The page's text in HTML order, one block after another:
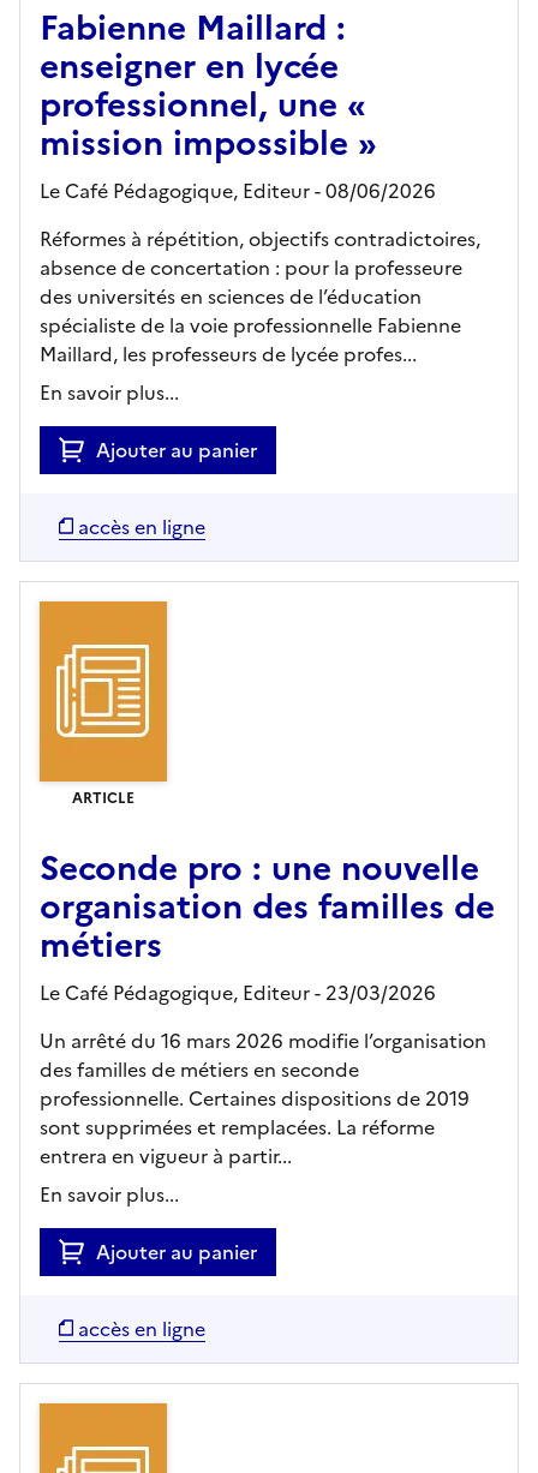
Fabienne Maillard :
enseigner en lycée
professionnel, une «
mission impossible »
Le Café Pédagogique, Editeur- 08/06/2026
Réformes à répétition, objectifs contradictoires,
absence de concertation : pour la professeure
des universités en sciences de l’éducation
spécialiste de la voie professionnelle Fabienne
Maillard, les professeurs de lycée profes...
En savoir plus...
Ajouter au panier
accès en ligne
ARTICLE
Seconde pro : une nouvelle
organisation des familles de
métiers
Le Café Pédagogique, Editeur- 23/03/2026
Un arrêté du 16 mars 2026 modifie l’organisation
des familles de métiers en seconde
professionnelle. Certaines dispositions de 2019
sont supprimées et remplacées. La réforme
entrera en vigueur à partir...
En savoir plus...
Ajouter au panier
accès en ligne